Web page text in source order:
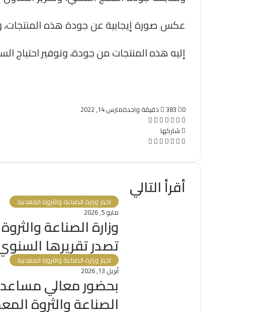
عكس صورة إيجابية عن جودة هذه المنتجات،
إليه هذه المنتجات من جودة، وتوفير احتياج
مارس 14, 2022 0
دقيقة واحدة
فيسبوك
تويترلينكدإن
واتساب
تيلقراممشاركة
البريد
شاركها
فيسبوك
تويترلينكدإن
واتساب
تيلقراممشاركة
البريد
أقرأ التالي
اخبار وزارة الصناعة والثروة المعدنية
مايو 5, 2026
تصدر تقريرها السنوي
اخبار وزارة الصناعة والثروة المعدنية
أبريل 13, 2026
بحضور معالي مساعد
الصناعة والثروة